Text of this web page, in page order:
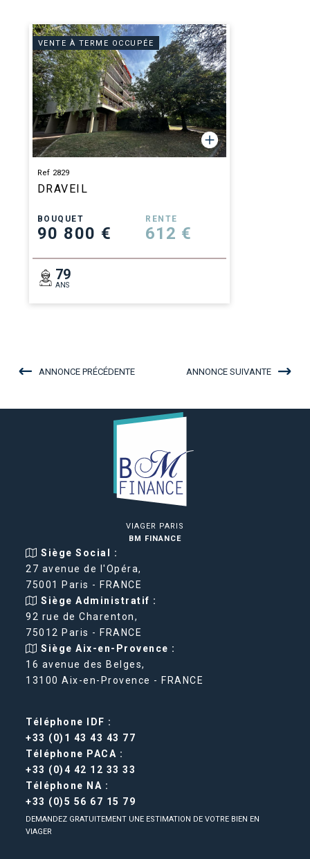
VENTE À TERME OCCUPÉE
Ref 2829
DRAVEIL
BOUQUET
90 800 €
RENTE
612 €
79
ANS
ANNONCE PRÉCÉDENTE ANNONCE SUIVANTE
VIAGER PARIS
BM FINANCE
Siège Social :
27 avenue de l'Opéra,
75001 Paris - FRANCE
Siège Administratif :
92 rue de Charenton,
75012 Paris - FRANCE
Siège Aix-en-Provence :
16 avenue des Belges,
13100 Aix-en-Provence - FRANCE
Téléphone IDF :
+33 (0)1 43 43 43 77
Téléphone PACA :
+33 (0)4 42 12 33 33
Téléphone NA :
+33 (0)5 56 67 15 79
DEMANDEZ GRATUITEMENT UNE ESTIMATION DE VOTRE BIEN EN
VIAGER